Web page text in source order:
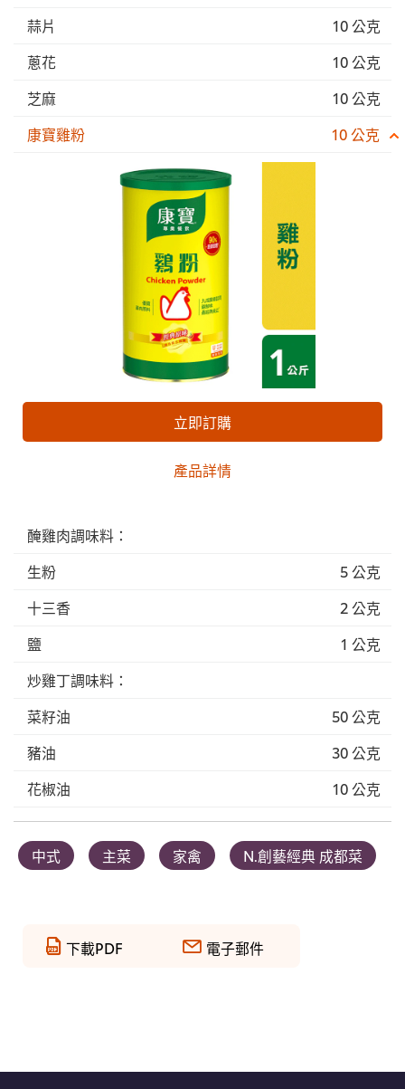
蒜片
10 公克
蔥花
10 公克
芝麻
10 公克
康寶雞粉
10 公克
立即訂購
產品詳情
醃雞肉調味料：
生粉
5 公克
十三香
2 公克
鹽
1 公克
炒雞丁調味料：
菜籽油
50 公克
豬油
30 公克
花椒油
10 公克
中式 主菜 家禽 N.創藝經典 成都菜
下載PDF 電子郵件